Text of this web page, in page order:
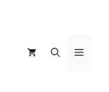
Menu